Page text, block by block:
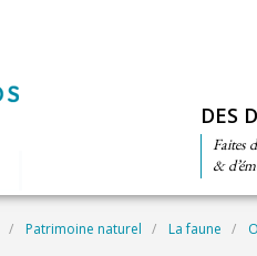
DES
Faites
&
Patrimoine naturel La faune